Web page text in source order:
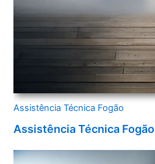
Assistência Técnica Fogão
Assistência Técnica Fogão